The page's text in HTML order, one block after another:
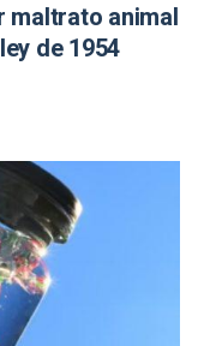
maltrato animal
de 1954